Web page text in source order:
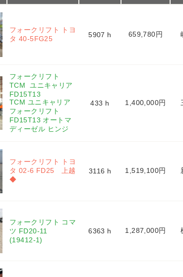
フォークリフト トヨ
タ 40-5FG25
5907 h 659,780円
フォークリフト
TCM  ユニキャリア
FD15T13
TCM ユニキャリア
フォークリフト
FD15T13 オートマ
ディーゼル ヒンジ
433 h 1,400,000円
フォークリフト トヨ
タ 02-6 FD25　上越
◆
3116 h 1,519,100円
フォークリフト コマ
ツ FD20-11
(19412-1)
6363 h 1,287,000円